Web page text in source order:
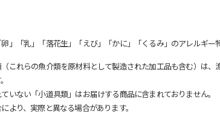
」「乳」「落花生」「えび」「かに」「くるみ」のアレルギー
これらの魚介類を原材料として製造された加工品も含む）は
いない「小道具類」はお届けする商品に含まれておりません。
より、実際と異なる場合があります。